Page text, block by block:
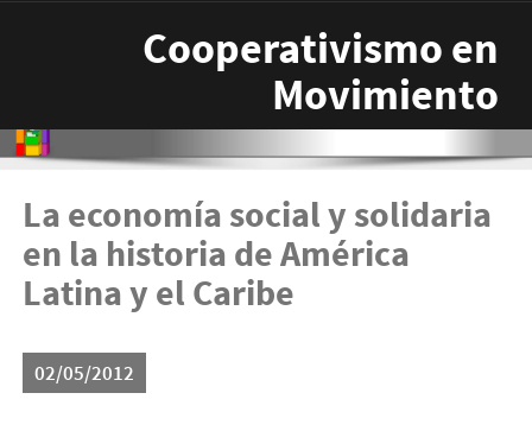
Cooperativismo en
Movimiento
La economía social y solidaria
en la historia de América
Latina y el Caribe
02/05/2012